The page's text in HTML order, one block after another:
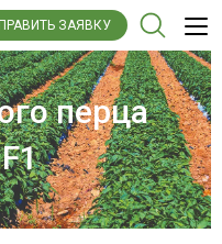
ЗАЯВКУ
перца